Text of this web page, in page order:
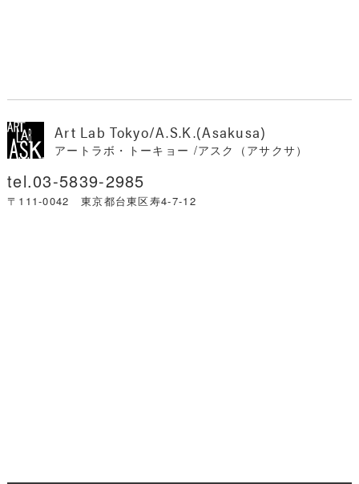
Art Lab Tokyo/A.S.K.(Asakusa)
アートラボ・トーキョー /アスク（アサクサ）
03-5839-2985
〒111-0042 東京都台東区寿4-7-12